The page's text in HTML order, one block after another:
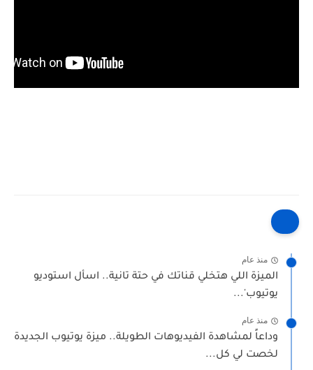
منذ عام
الميزة اللي هتخلي قناتك في حتة تانية.. اسأل استوديو
يوتيوب'...
منذ عام
وداعاً لمشاهدة الفيديوهات الطويلة.. ميزة يوتيوب الجديدة
لخصت لي كل...